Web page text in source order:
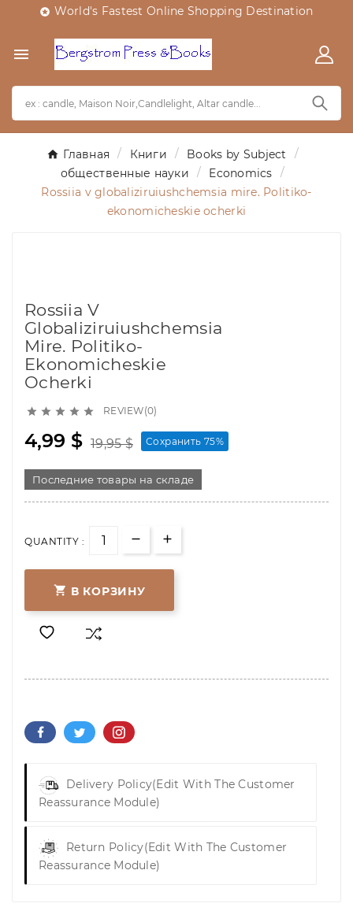
 World's Fastest Online Shopping Destination

Главная Книги
Books by Subject
общественные науки
Economics
Rossiia v globaliziruiushchemsia mire. Politiko-
ekonomicheskie ocherki
Rossiia V
Globaliziruiushchemsia
Mire. Politiko-
Ekonomicheskie
Ocherki
     REVIEW(0)
4,99 $ 19,95 $ Сохранить 75%
Последние товары на складе
QUANTITY :
 В КОРЗИНУ
Delivery Policy(edit With The Customer
Reassurance Module)
Return Policy(edit With The Customer
Reassurance Module)